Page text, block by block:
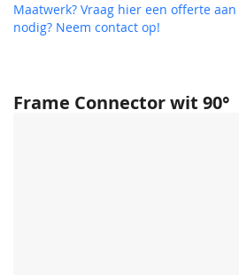
Frame Connector wit 90°
Maatwerk? Vraag hier een offerte aan
nodig? Neem contact op!